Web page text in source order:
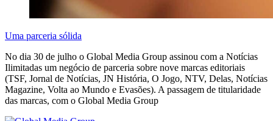
Uma parceria sólida
No dia 30 de julho o Global Media Group assinou com a Notícias
Ilimitadas um negócio de parceria sobre nove marcas editoriais
(TSF, Jornal de Notícias, JN História, O Jogo, NTV, Delas, Notícias
Magazine, Volta ao Mundo e Evasões). A passagem de titularidade
das marcas, com o Global Media Group